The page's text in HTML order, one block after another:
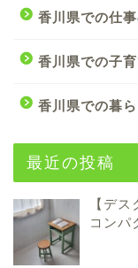
香川県での仕
香川県での子
香川県での暮
最近の投稿
【デ
コンパ